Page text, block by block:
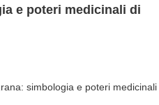
e poteri medicinali di